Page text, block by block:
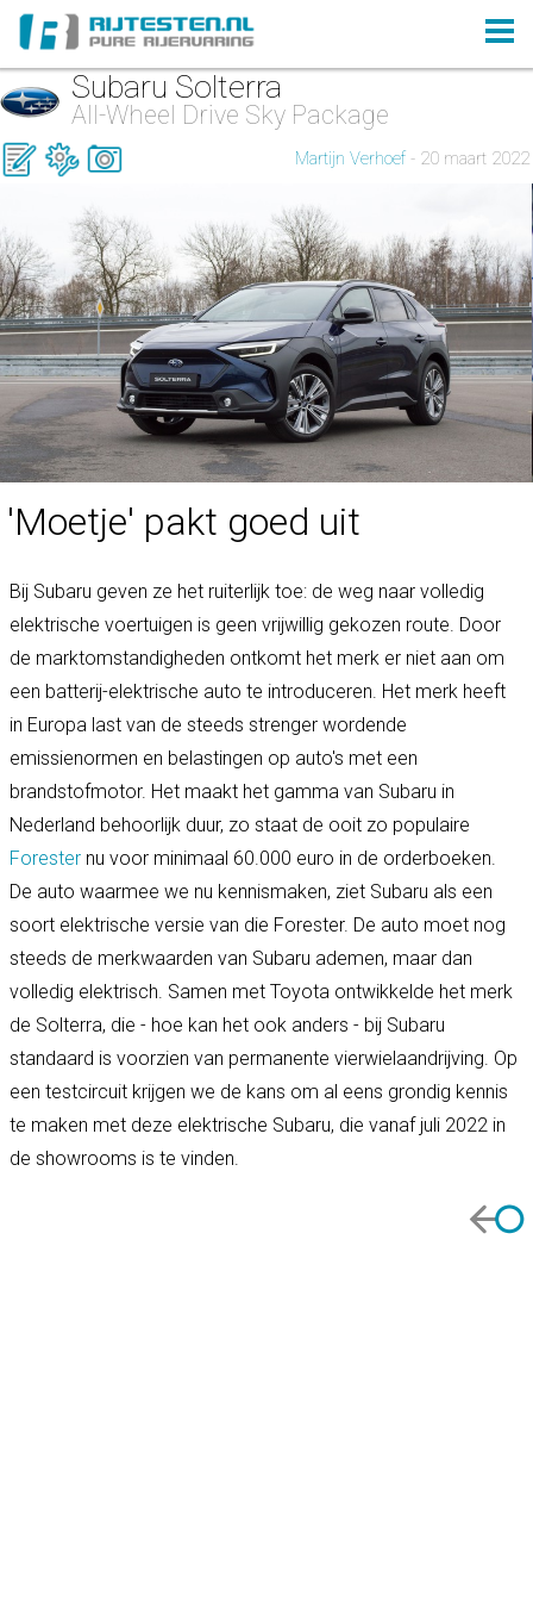
Subaru Solterra
All-Wheel Drive Sky Package
Martijn Verhoef - 20 maart 2022
'Moetje' pakt goed uit
Bij Subaru geven ze het ruiterlijk toe: de weg naar volledig
elektrische voertuigen is geen vrijwillig gekozen route. Door
de marktomstandigheden ontkomt het merk er niet aan om
een batterij-elektrische auto te introduceren. Het merk heeft
in Europa last van de steeds strenger wordende
emissienormen en belastingen op auto's met een
brandstofmotor. Het maakt het gamma van Subaru in
Nederland behoorlijk duur, zo staat de ooit zo populaire
Forester nu voor minimaal 60.000 euro in de orderboeken.
De auto waarmee we nu kennismaken, ziet Subaru als een
soort elektrische versie van die Forester. De auto moet nog
steeds de merkwaarden van Subaru ademen, maar dan
volledig elektrisch. Samen met Toyota ontwikkelde het merk
de Solterra, die - hoe kan het ook anders - bij Subaru
standaard is voorzien van permanente vierwielaandrijving. Op
een testcircuit krijgen we de kans om al eens grondig kennis
te maken met deze elektrische Subaru, die vanaf juli 2022 in
de showrooms is te vinden.